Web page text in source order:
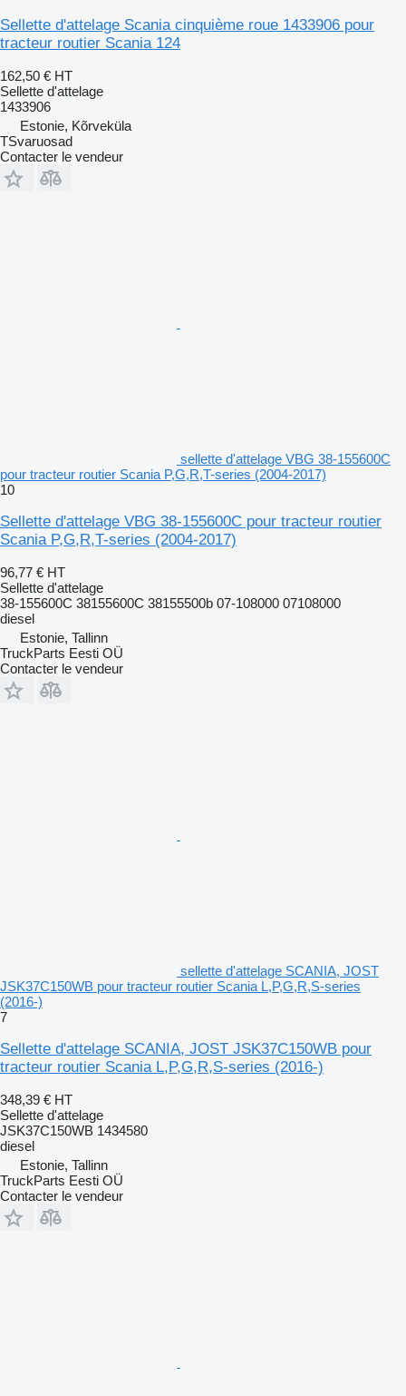
Sellette d'attelage Scania cinquième roue 1433906 pour
tracteur routier Scania 124
162,50 € HT
Sellette d'attelage
1433906
Estonie, Kõrveküla
TSvaruosad
Contacter le vendeur
sellette d'attelage VBG 38-155600C
pour tracteur routier Scania P,G,R,T-series (2004-2017)
10
Sellette d'attelage VBG 38-155600C pour tracteur routier
Scania P,G,R,T-series (2004-2017)
96,77 € HT
Sellette d'attelage
38-155600C 38155600C 38155500b 07-108000 07108000
diesel
Estonie, Tallinn
TruckParts Eesti OÜ
Contacter le vendeur
sellette d'attelage SCANIA, JOST
JSK37C150WB pour tracteur routier Scania L,P,G,R,S-series
(2016-)
7
Sellette d'attelage SCANIA, JOST JSK37C150WB pour
tracteur routier Scania L,P,G,R,S-series (2016-)
348,39 € HT
Sellette d'attelage
JSK37C150WB 1434580
diesel
Estonie, Tallinn
TruckParts Eesti OÜ
Contacter le vendeur